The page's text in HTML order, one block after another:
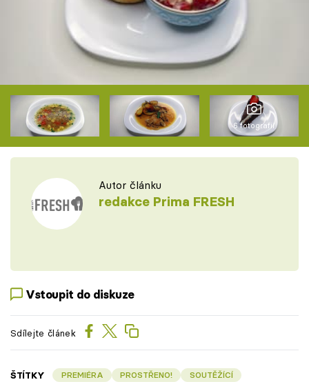
6 fotografií
Autor článku
redakce Prima FRESH
Vstoupit do diskuze
Sdílejte článek
ŠTÍTKY PREMIÉRA PROSTŘENO! SOUTĚŽÍCÍ